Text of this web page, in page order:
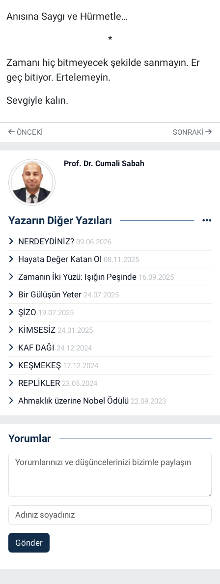
Anısına Saygı ve Hürmetle…
*
Zamanı hiç bitmeyecek şekilde sanmayın. Er
geç bitiyor. Ertelemeyin.
Sevgiyle kalın.
ÖNCEKI SONRAKI
Prof. Dr. Cumali Sabah
Yazarın Diğer Yazıları
NERDEYDİNİZ? 09.06.2026
Hayata Değer Katan Ol 08.11.2025
Zamanın İki Yüzü: Işığın Peşinde 16.09.2025
Bir Gülüşün Yeter 24.07.2025
ŞİZO 19.07.2025
KİMSESİZ 24.01.2025
KAF DAĞI 24.12.2024
KEŞMEKEŞ 17.12.2024
REPLİKLER 23.05.2024
Ahmaklık üzerine Nobel Ödülü 22.09.2023
Yorumlar
Gönder